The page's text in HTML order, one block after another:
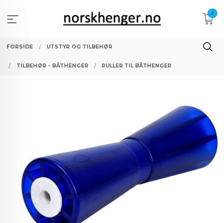
innholdet
0
FORSIDE UTSTYR OG TILBEHØR
TILBEHØR - BÅTHENGER RULLER TIL BÅTHENGER